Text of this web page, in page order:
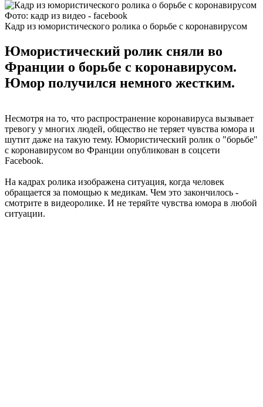
Фото: кадр из видео - facebook
Кадр из юмористического ролика о борьбе с коронавирусом
Юмористический ролик сняли во
Франции о борьбе с коронавирусом.
Юмор получился немного жестким.
Несмотря на то, что распространение коронавируса вызывает
тревогу у многих людей, общество не теряет чувства юмора и
шутит даже на такую тему. Юмористический ролик о "борьбе"
с коронавирусом во Франции опубликован в соцсети
Facebook.
На кадрах ролика изображена ситуация, когда человек
обращается за помощью к медикам. Чем это закончилось -
смотрите в видеоролике. И не теряйте чувства юмора в любой
ситуации.